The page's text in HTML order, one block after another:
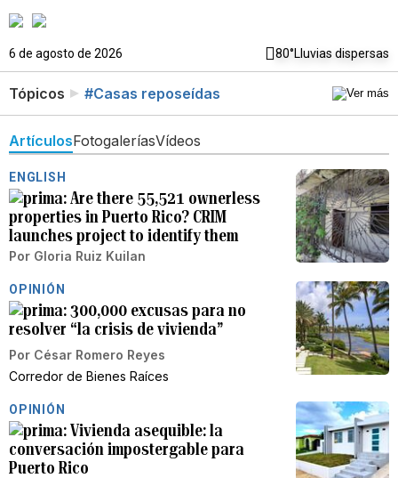
6 de agosto de 2026 80°Lluvias dispersas
Tópicos #Casas reposeídas
ArtículosFotogaleríasVídeos
ENGLISH
Are there 55,521 ownerless
properties in Puerto Rico? CRIM
launches project to identify them
Por Gloria Ruiz Kuilan
OPINIÓN
300,000 excusas para no
resolver “la crisis de vivienda”
Por César Romero Reyes
Corredor de Bienes Raíces
OPINIÓN
Vivienda asequible: la
conversación impostergable para
Puerto Rico